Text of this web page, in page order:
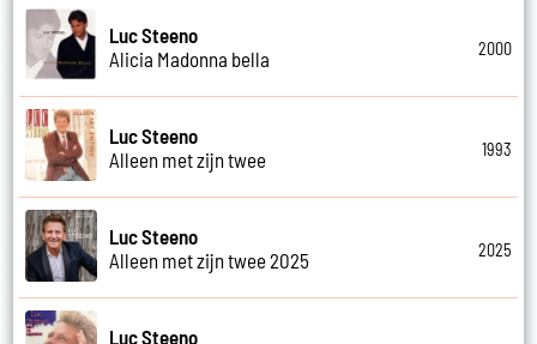
Luc Steeno
Alicia Madonna bella
2000
Luc Steeno
Alleen met zijn twee
1993
Luc Steeno
Alleen met zijn twee 2025
2025
Luc Steeno